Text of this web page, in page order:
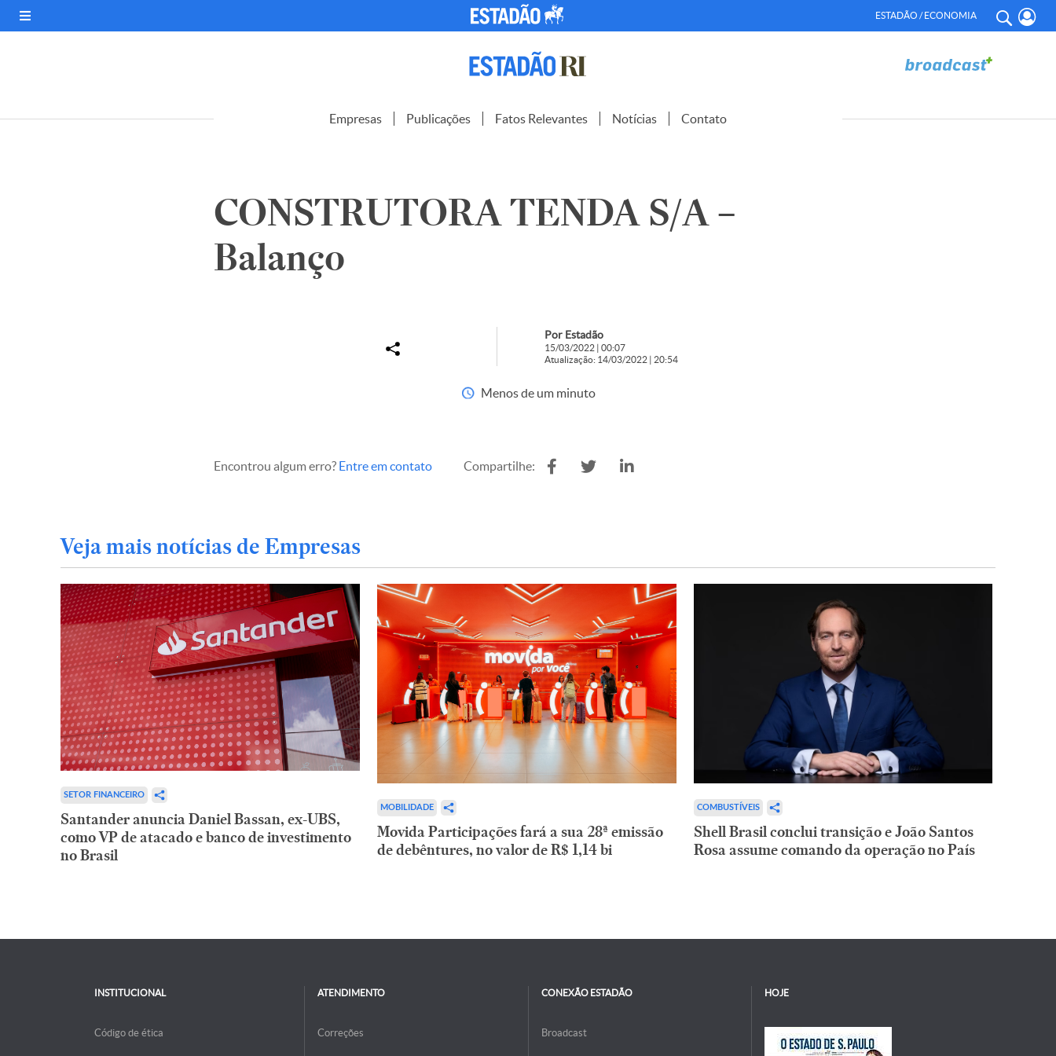
ESTADÃO / ECONOMIA
Empresas Publicações Fatos Relevantes Notícias Contato
CONSTRUTORA TENDA S/A –
Balanço
Por Estadão
15/03/2022 | 00:07
Atualização: 14/03/2022 | 20:54
Menos de um minuto
Encontrou algum erro? Entre em contato Compartilhe:
Veja mais notícias de Empresas
SETOR FINANCEIRO
Santander anuncia Daniel Bassan, ex-UBS,
como VP de atacado e banco de investimento
no Brasil
MOBILIDADE
Movida Participações fará a sua 28ª emissão
de debêntures, no valor de R$ 1,14 bi
COMBUSTÍVEIS
Shell Brasil conclui transição e João Santos
Rosa assume comando da operação no País
INSTITUCIONAL
Código de ética
ATENDIMENTO
Correções
CONEXÃO ESTADÃO
Broadcast
HOJE